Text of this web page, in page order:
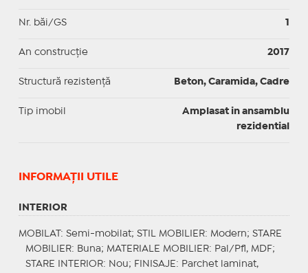
Nr. băi/GS 1
An construcție 2017
Structură rezistență Beton, Caramida, Cadre
Tip imobil
Amplasat in ansamblu
rezidential
INFORMAŢII UTILE
INTERIOR
MOBILAT : Semi-mobilat; STIL MOBILIER: Modern; STARE
MOBILIER: Buna; MATERIALE MOBILIER: Pal/Pfl, MDF;
STARE INTERIOR: Nou; FINISAJE : Parchet laminat,